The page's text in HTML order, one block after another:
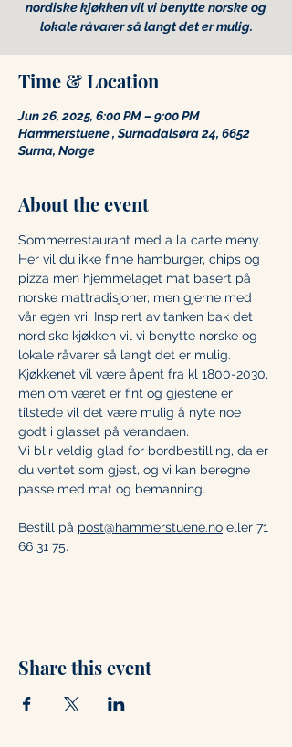
nordiske kjøkken vil vi benytte norske og
lokale råvarer så langt det er mulig.
Time & Location
Jun 26, 2025, 6:00 PM – 9:00 PM
Hammerstuene , Surnadalsøra 24, 6652
Surna, Norge
About the event
Sommerrestaurant med a la carte meny.
Her vil du ikke finne hamburger, chips og
pizza men hjemmelaget mat basert på
norske mattradisjoner, men gjerne med
vår egen vri. Inspirert av tanken bak det
nordiske kjøkken vil vi benytte norske og
lokale råvarer så langt det er mulig.
Kjøkkenet vil være åpent fra kl 1800-2030,
men om været er fint og gjestene er
tilstede vil det være mulig å nyte noe
godt i glasset på verandaen.
Vi blir veldig glad for bordbestilling, da er
du ventet som gjest, og vi kan beregne
passe med mat og bemanning.
Bestill på post@hammerstuene.no eller 71
66 31 75.
Share this event